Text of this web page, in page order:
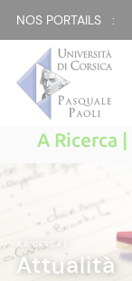
NOS PORTAILS :
A Ricerca |
A RICERCA
Attualità